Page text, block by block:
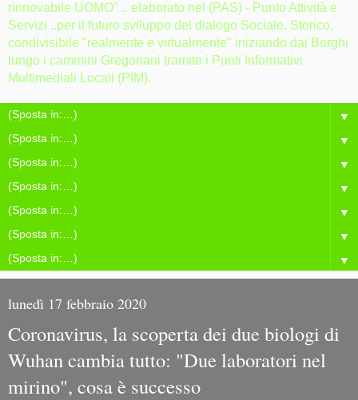
rinnovabile UOMO" .. elaborato nel (PAS) - Punto Attività e
Servizi ..per il futuro sviluppo del dialogo Sociale, Storico,
condivisibile "realmente e virtualmente" iniziando dai Borghi
lungo i cammini Gregoriani tramite i Punti Informativi
Multimediali Locali (PIM).
▼
▼
▼
▼
▼
▼
▼
lunedì 17 febbraio 2020
Coronavirus, la scoperta dei due biologi di
Wuhan cambia tutto: "Due laboratori nel
mirino", cosa è successo